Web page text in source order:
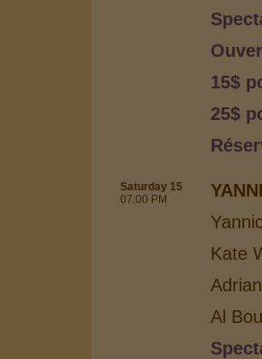
15$
25$
Saturday 15
07:00 PM
Kate
Al